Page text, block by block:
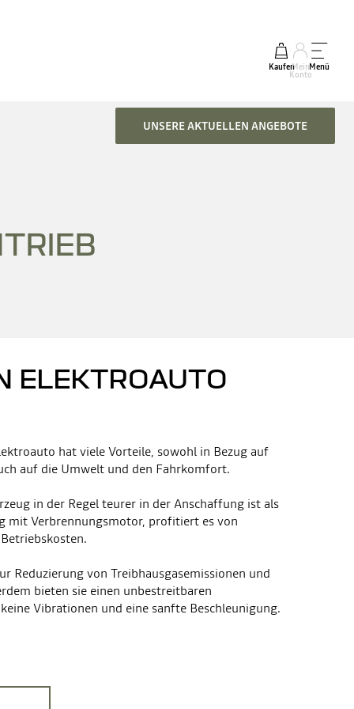
KaufenMein
Konto
Menü
UNSERE AKTUELLEN ANGEBOTE
ELEKTROAUTO
hat viele Vorteile, sowohl in Bezug auf
auf die Umwelt und den Fahrkomfort.
in der Regel teurer in der Anschaffung ist als
mit Verbrennungsmotor, profitiert es von
Reduzierung von Treibhausgasemissionen und
bieten sie einen unbestreitbaren
Vibrationen und eine sanfte Beschleunigung.